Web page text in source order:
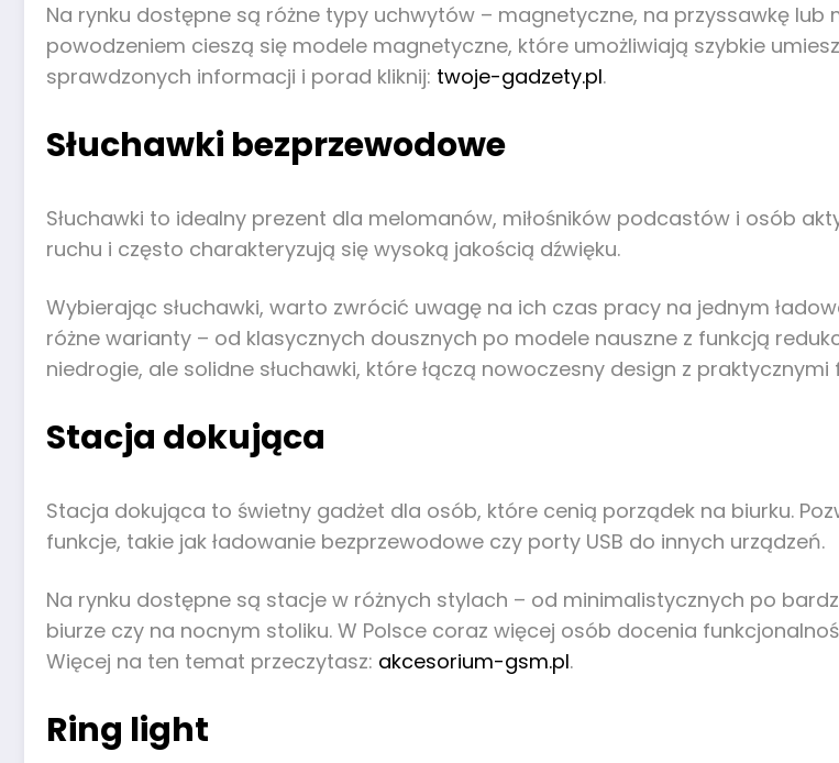
Na rynku dostępne są różne typy uchwytów – magnetyczne, na przyssawkę
powodzeniem cieszą się modele magnetyczne, które umożliwiają szybkie
sprawdzonych informacji i porad kliknij: twoje-gadzety.pl.
Słuchawki bezprzewodowe
Słuchawki to idealny prezent dla melomanów, miłośników podcastów i osób
ruchu i często charakteryzują się wysoką jakością dźwięku.
Wybierając słuchawki, warto zwrócić uwagę na ich czas pracy na jednym
różne warianty – od klasycznych dousznych po modele nauszne z funkcją
niedrogie, ale solidne słuchawki, które łączą nowoczesny design z praktycznymi
Stacja dokująca
Stacja dokująca to świetny gadżet dla osób, które cenią porządek na biurku.
funkcje, takie jak ładowanie bezprzewodowe czy porty USB do innych urządzeń.
Na rynku dostępne są stacje w różnych stylach – od minimalistycznych po
biurze czy na nocnym stoliku. W Polsce coraz więcej osób docenia
Więcej na ten temat przeczytasz: akcesorium-gsm.pl.
Ring light